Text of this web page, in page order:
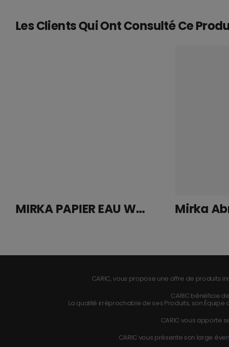
Les Clients Qui Ont Consulté Ce
MIRKA PAPIER EAU WPF 230x280mm P400
CARIC, vous propose une offre de produits
CARIC bénéficie
La qualité irréprochable de ses Produits, son
CARIC vous apporte
CARIC vous présente son large